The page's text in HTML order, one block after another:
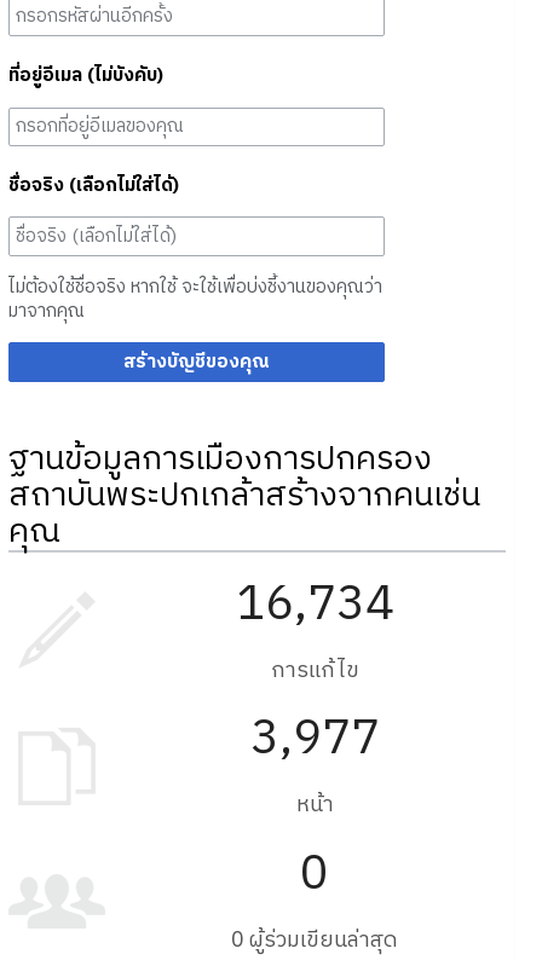
ที่อยู่อีเมล (ไม่บังคับ)
ชื่อจริง (เลือกไม่ใส่ได้)
ไม่ต้องใช้ชื่อจริง หากใช้ จะใช้เพื่อบ่งชี้งานของคุณว่า
มาจากคุณ
สร้างบัญชีของคุณ
ฐานข้อมูลการเมืองการปกครอง
สถาบันพระปกเกล้าสร้างจากคนเช่น
คุณ
16,734
การแก้ไข
3,977
หน้า
0
0 ผู้ร่วมเขียนล่าสุด